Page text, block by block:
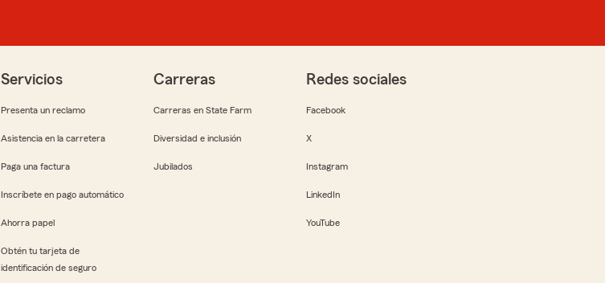
Servicios
Presenta un reclamo
Asistencia en la carretera
Paga una factura
Inscríbete en pago automático
Ahorra papel
Obtén tu tarjeta de
identificación de seguro
Carreras
Carreras en State Farm
Diversidad e inclusión
Jubilados
Redes sociales
Facebook
X
Instagram
LinkedIn
YouTube